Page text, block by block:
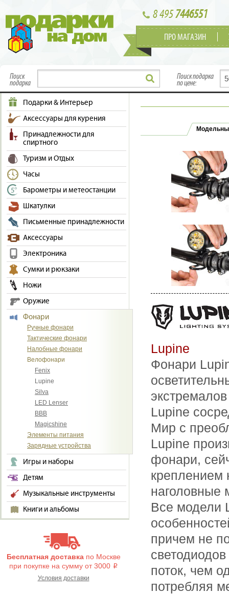
8 4957446551
ПРО МАГАЗИН
Поиск
подарка
Поиск подарка
по цене:
Подарки & Интерьер
Аксессуары для курения
Принадлежности для
спиртного
Туризм и Отдых
Часы
Барометры и метеостанции
Шкатулки
Письменные принадлежности
Аксессуары
Электроника
Сумки и рюкзаки
Ножи
Оружие
Фонари
Ручные фонари
Тактические фонари
Налобные фонари
Велофонари
Fenix
Lupine
Silva
LED Lenser
BBB
Magicshine
Элементы питания
Зарядные устройства
Игры и наборы
Детям
Музыкальные инструменты
Книги и альбомы
Бесплатная доставкапо Москве
при покупке на сумму от 3000 i
Условия доставки
Lupine
Фонари
Lupine
Мир с
Lupine
фонари,
креплением
наголовные
Все модели
причем не
поток, чем
потребляя